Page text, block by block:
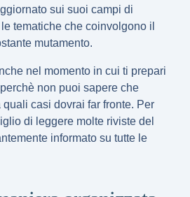
sui suoi campi di
tematiche che coinvolgono il
mutamento.
nel momento in cui ti prepari
non puoi sapere che
casi dovrai far fronte. Per
di leggere molte riviste del
informato su tutte le